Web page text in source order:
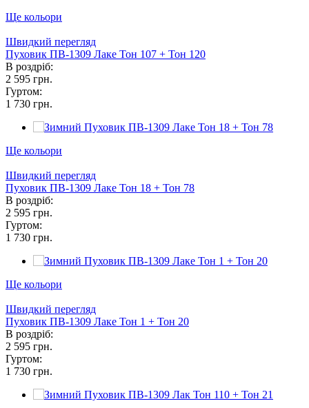
Ще кольори
Швидкий перегляд
Пуховик ПВ-1309 Лаке Тон 107 + Тон 120
В роздріб:
2 595 грн.
Гуртом:
1 730 грн.
Ще кольори
Швидкий перегляд
Пуховик ПВ-1309 Лаке Тон 18 + Тон 78
В роздріб:
2 595 грн.
Гуртом:
1 730 грн.
Ще кольори
Швидкий перегляд
Пуховик ПВ-1309 Лаке Тон 1 + Тон 20
В роздріб:
2 595 грн.
Гуртом:
1 730 грн.